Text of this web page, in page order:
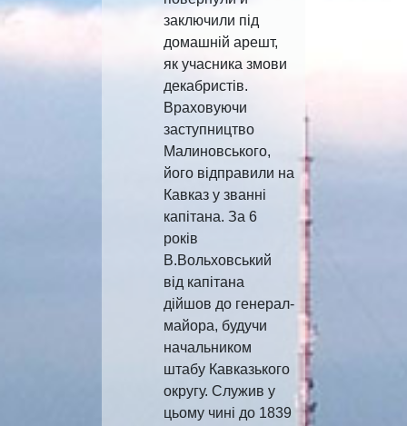
заключили під
домашній арешт,
як учасника змови
декабристів.
Враховуючи
заступництво
Малиновського,
його відправили на
Кавказ у званні
капітана. За 6
років
В.Вольховський
від капітана
дійшов до генерал-
майора, будучи
начальником
штабу Кавказького
округу. Служив у
цьому чині до 1839